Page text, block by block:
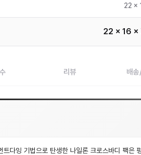
22 x
22 x 16 x
리뷰 배
다잉 기법으로 탄생한 나일론 크로스바디 팩은